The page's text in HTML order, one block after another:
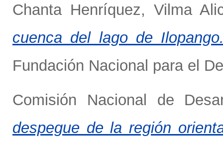
Chanta Henríquez, Vilma
cuenca del lago de
Fundación Nacional para el
Comisión Nacional de
despegue de la región